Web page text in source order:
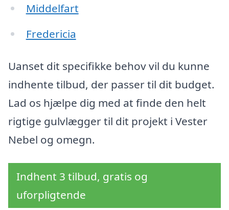
Middelfart
Fredericia
Uanset dit specifikke behov vil du kunne
indhente tilbud, der passer til dit budget.
Lad os hjælpe dig med at finde den helt
rigtige gulvlægger til dit projekt i Vester
Nebel og omegn.
Indhent 3 tilbud, gratis og
uforpligtende